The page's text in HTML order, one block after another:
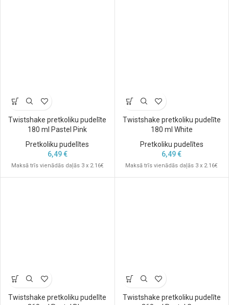
Twistshake pretkoliku pudelīte
180 ml Pastel Pink
Pretkoliku pudelītes
6,49€
Maksā trīs vienādās daļās 3 x 2.16€
Twistshake pretkoliku pudelīte
180 ml White
Pretkoliku pudelītes
6,49€
Maksā trīs vienādās daļās 3 x 2.16€
Twistshake pretkoliku pudelīte
Twistshake pretkoliku pudelīte